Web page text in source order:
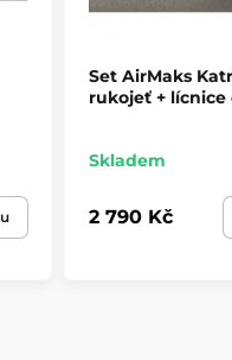
a střenky
Set AirMaks
rukojeť + lícnice
Skladem
2 790 Kč